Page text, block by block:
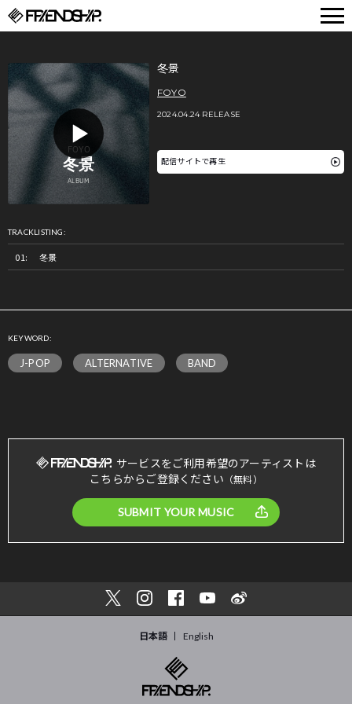
冬景
FOYO
2024.04.24 RELEASE
配信サイトで再生
TRACKLISTING:
冬景
KEYWORD:
J-POP ALTERNATIVE BAND
サービスをご利用希望のアーティストは
こちらからご登録ください （無料）
SUBMIT YOUR MUSIC
日本語 English